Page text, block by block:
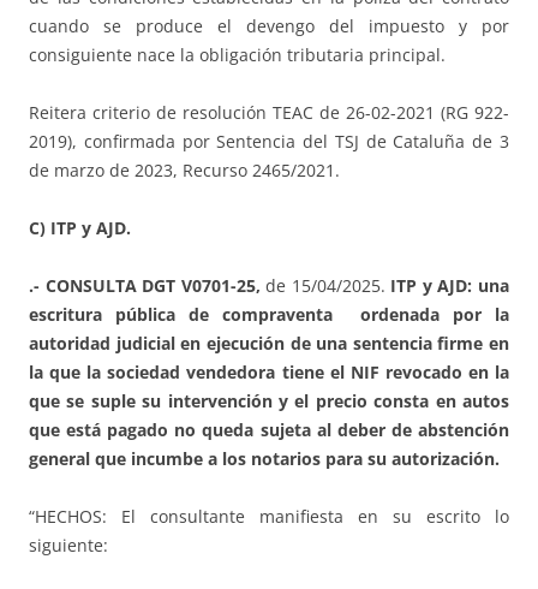
cuando se produce el devengo del impuesto y por
consiguiente nace la obligación tributaria principal.
Reitera criterio de resolución TEAC de 26-02-2021 (RG 922-
2019), confirmada por Sentencia del TSJ de Cataluña de 3
de marzo de 2023, Recurso 2465/2021.
C) ITP y AJD.
.- CONSULTA DGT V0701-25, de 15/04/2025. ITP y AJD: una
escritura pública de compraventa ordenada por la
autoridad judicial en ejecución de una sentencia firme en
la que la sociedad vendedora tiene el NIF revocado en la
que se suple su intervención y el precio consta en autos
que está pagado no queda sujeta al deber de abstención
general que incumbe a los notarios para su autorización.
“HECHOS: El consultante manifiesta en su escrito lo
siguiente: